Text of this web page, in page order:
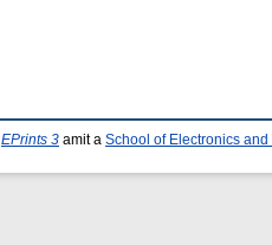
EPrints 3 amit a School of Electronics